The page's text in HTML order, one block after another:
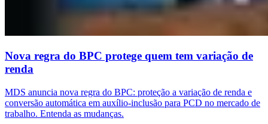
Nova regra do BPC protege quem tem variação de
renda
MDS anuncia nova regra do BPC: proteção a variação de renda e
conversão automática em auxílio-inclusão para PCD no mercado de
trabalho. Entenda as mudanças.